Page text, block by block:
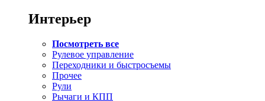
Интерьер
Посмотреть все
Рулевое управление
Переходники и быстросъемы
Прочее
Рули
Рычаги и КПП